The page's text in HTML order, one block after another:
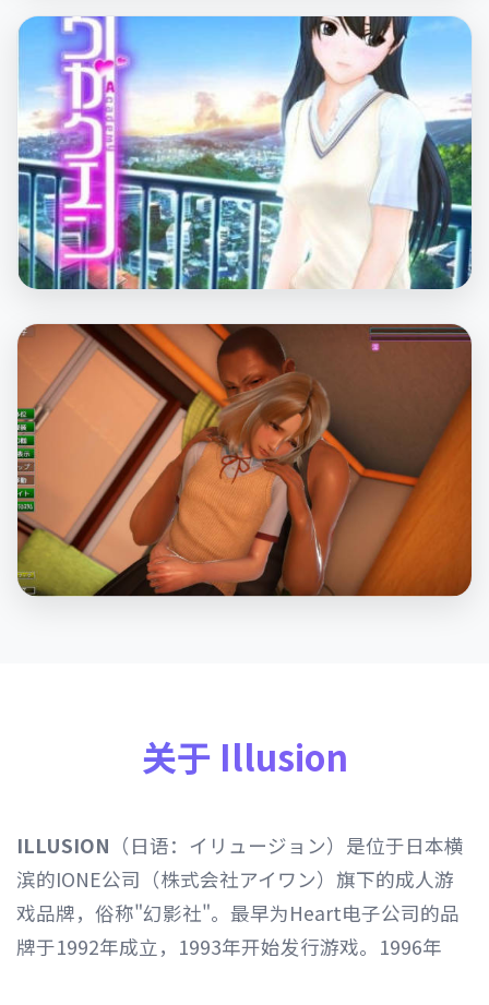
关于 Illusion
ILLUSION （日语：イリュージョン）是位于日本横
滨的IONE公司（株式会社アイワン）旗下的成人游
戏品牌，俗称"幻影社"。最早为Heart电子公司的品
牌于1992年成立，1993年开始发行游戏。1996年